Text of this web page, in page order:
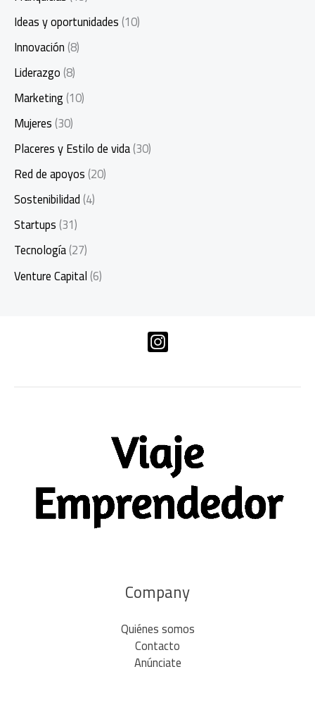
Ideas y oportunidades(10)
Innovación(8)
Liderazgo(8)
Marketing(10)
Mujeres(30)
Placeres y Estilo de vida(30)
Red de apoyos(20)
Sostenibilidad(4)
Startups(31)
Tecnología(27)
Venture Capital(6)
Company
Quiénes somos
Contacto
Anúnciate